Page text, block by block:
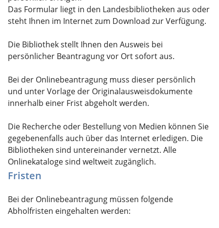
Das Formular liegt in den Landesbibliotheken aus oder
steht Ihnen im Internetzum Download zur Verfügung.
Die Bibliothek stellt Ihnen den Ausweis bei
persönlicher Beantragung vor Ort sofort aus.
Bei der Onlinebeantragung muss dieser persönlich
und unter Vorlage der Originalausweisdokumente
innerhalb einer Frist abgeholt werden.
Die Recherche oder Bestellung von Medien können Sie
gegebenenfalls auch über das Internet erledigen. Die
Bibliotheken sind untereinander vernetzt. Alle
Onlinekataloge sind weltweit zugänglich.
Fristen
Bei der Onlinebeantragung müssen folgende
Abholfristen eingehalten werden: